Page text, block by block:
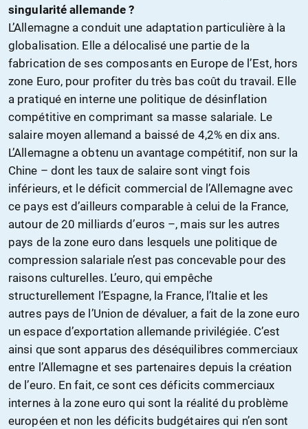
singularité allemande ?
L’Allemagne a conduit une adaptation particulière à la
globalisation. Elle a délocalisé une partie de la
fabrication de ses composants en Europe de l’Est, hors
zone Euro, pour profiter du très bas coût du travail. Elle
a pratiqué en interne une politique de désinflation
compétitive en comprimant sa masse salariale. Le
salaire moyen allemand a baissé de 4,2% en dix ans.
L’Allemagne a obtenu un avantage compétitif, non sur la
Chine – dont les taux de salaire sont vingt fois
inférieurs, et le déficit commercial de l’Allemagne avec
ce pays est d’ailleurs comparable à celui de la France,
autour de 20 milliards d’euros –, mais sur les autres
pays de la zone euro dans lesquels une politique de
compression salariale n’est pas concevable pour des
raisons culturelles. L’euro, qui empêche
structurellement l’Espagne, la France, l’Italie et les
autres pays de l’Union de dévaluer, a fait de la zone euro
un espace d’exportation allemande privilégiée. C’est
ainsi que sont apparus des déséquilibres commerciaux
entre l’Allemagne et ses partenaires depuis la création
de l’euro. En fait, ce sont ces déficits commerciaux
internes à la zone euro qui sont la réalité du problème
européen et non les déficits budgétaires qui n’en sont